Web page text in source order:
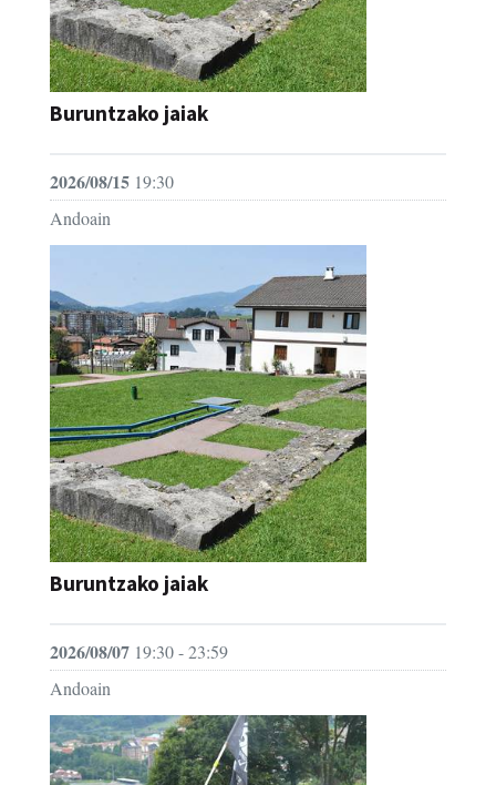
Buruntzako jaiak
2026/08/15 19:30
Andoain
Buruntzako jaiak
2026/08/07 19:30 - 23:59
Andoain